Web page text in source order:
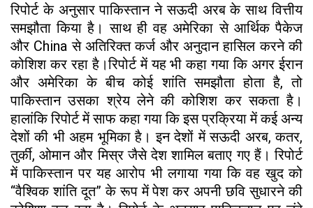
रिपोर्ट के अनुसार पाकिस्तान ने सऊदी अरब के साथ वित्तीय
समझौता किया है। साथ ही वह अमेरिका से आर्थिक पैकेज
और China से अतिरिक्त कर्ज और अनुदान हासिल करने की
कोशिश कर रहा है।रिपोर्ट में यह भी कहा गया कि अगर ईरान
और अमेरिका के बीच कोई शांति समझौता होता है, तो
पाकिस्तान उसका श्रेय लेने की कोशिश कर सकता है।
हालांकि रिपोर्ट में साफ कहा गया कि इस प्रक्रिया में कई अन्य
देशों की भी अहम भूमिका है। इन देशों में सऊदी अरब, कतर,
तुर्की, ओमान और मिस्र जैसे देश शामिल बताए गए हैं। रिपोर्ट
में पाकिस्तान पर यह आरोप भी लगाया गया कि वह खुद को
“वैश्विक शांति दूत” के रूप में पेश कर अपनी छवि सुधारने की